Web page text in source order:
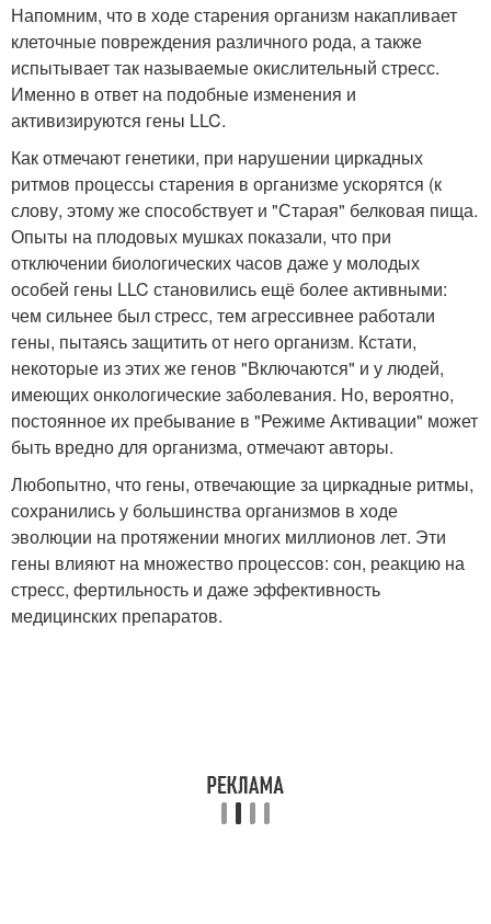
Напомним, что в ходе старения организм накапливает
клеточные повреждения различного рода, а также
испытывает так называемые окислительный стресс.
Именно в ответ на подобные изменения и
активизируются гены LLC.
Как отмечают генетики, при нарушении циркадных
ритмов процессы старения в организме ускорятся (к
слову, этому же способствует и "Старая" белковая пища.
Опыты на плодовых мушках показали, что при
отключении биологических часов даже у молодых
особей гены LLC становились ещё более активными:
чем сильнее был стресс, тем агрессивнее работали
гены, пытаясь защитить от него организм. Кстати,
некоторые из этих же генов "Включаются" и у людей,
имеющих онкологические заболевания. Но, вероятно,
постоянное их пребывание в "Режиме Активации" может
быть вредно для организма, отмечают авторы.
Любопытно, что гены, отвечающие за циркадные ритмы,
сохранились у большинства организмов в ходе
эволюции на протяжении многих миллионов лет. Эти
гены влияют на множество процессов: сон, реакцию на
стресс, фертильность и даже эффективность
медицинских препаратов.